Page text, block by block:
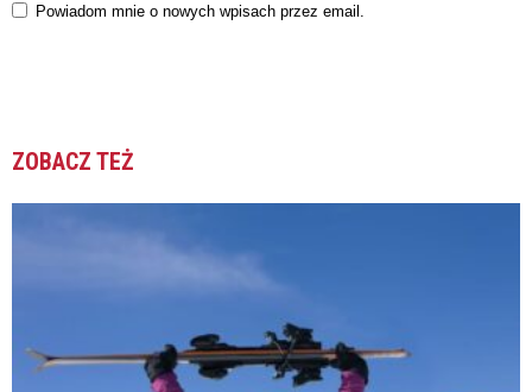
Powiadom mnie o nowych wpisach przez email.
ZOBACZ TEŻ